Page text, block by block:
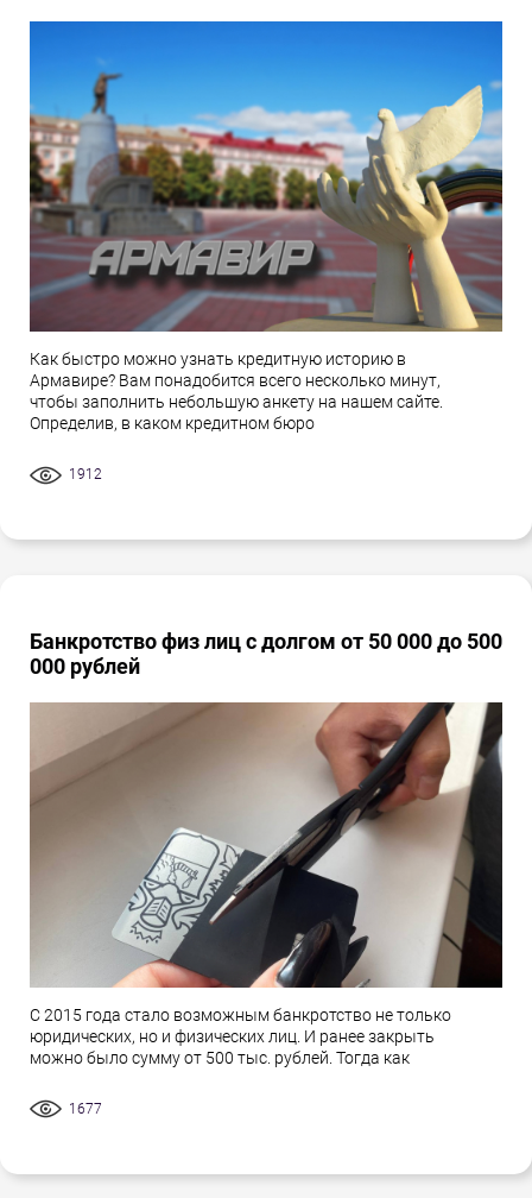
Как быстро можно узнать кредитную историю в
Армавире? Вам понадобится всего несколько минут,
чтобы заполнить небольшую анкету на нашем сайте.
Определив, в каком кредитном бюро
1912
Банкротство физ лиц с долгом от 50 000 до 500
000 рублей
С 2015 года стало возможным банкротство не только
юридических, но и физических лиц. И ранее закрыть
можно было сумму от 500 тыс. рублей. Тогда как
1677